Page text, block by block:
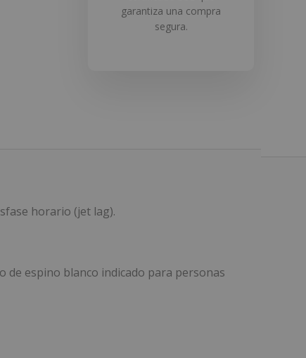
garantiza una compra
segura.
horario (jet lag).
espino blanco indicado para personas